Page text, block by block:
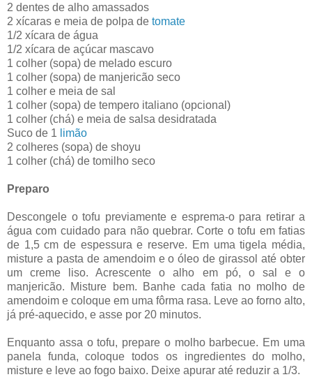
2 dentes de alho amassados
2 xícaras e meia de polpa de tomate
1/2 xícara de água
1/2 xícara de açúcar mascavo
1 colher (sopa) de melado escuro
1 colher (sopa) de manjericão seco
1 colher e meia de sal
1 colher (sopa) de tempero italiano (opcional)
1 colher (chá) e meia de salsa desidratada
Suco de 1 limão
2 colheres (sopa) de shoyu
1 colher (chá) de tomilho seco
Preparo
Descongele o tofu previamente e esprema-o para retirar a
água com cuidado para não quebrar. Corte o tofu em fatias
de 1,5 cm de espessura e reserve. Em uma tigela média,
misture a pasta de amendoim e o óleo de girassol até obter
um creme liso. Acrescente o alho em pó, o sal e o
manjericão. Misture bem. Banhe cada fatia no molho de
amendoim e coloque em uma fôrma rasa. Leve ao forno alto,
já pré-aquecido, e asse por 20 minutos.
Enquanto assa o tofu, prepare o molho barbecue. Em uma
panela funda, coloque todos os ingredientes do molho,
misture e leve ao fogo baixo. Deixe apurar até reduzir a 1/3.